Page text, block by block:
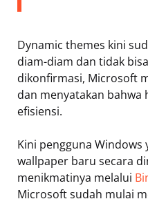
Dynamic themes kini
diam-diam dan tidak
dikonfirmasi, Microsoft
dan menyatakan bahwa
efisiensi.
Kini pengguna
wallpaper baru secara
menikmatinya melalui
Microsoft sudah mulai